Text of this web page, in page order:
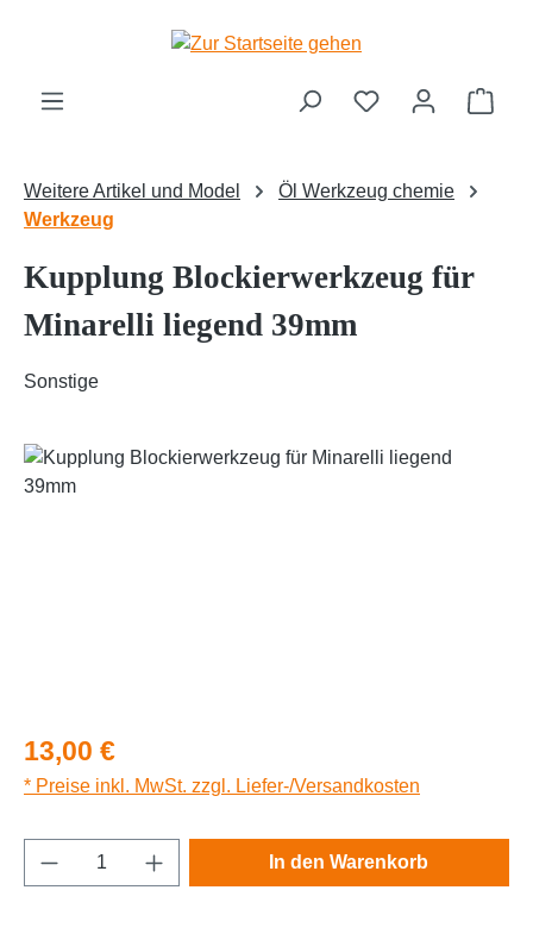
Zum Hauptinhalt springen
Weitere Artikel und Model
Öl Werkzeug chemie
Werkzeug
Kupplung Blockierwerkzeug für
Minarelli liegend 39mm
Sonstige
Bildergalerie überspringen
Regulärer Preis:
13,00 €
* Preise inkl. MwSt. zzgl. Liefer-/Versandkosten
Produkt Anzahl: Gib den gewünschten
In den Warenkorb